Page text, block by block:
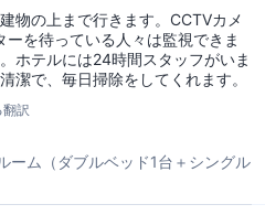
ださいが、基本的なことに満足で
はずです。
物の上まで行きます。CCTVカメ
を待っている人々は監視できま
ホテルには24時間スタッフがいま
潔で、毎日掃除をしてくれます。
訳
ーム（ダブルベッド1台＋シングル